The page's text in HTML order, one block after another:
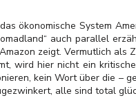
ökonomische System
auch parallel
zeigt. Vermutlich
wird hier nicht ein
kein Wort über die –
alle sind total